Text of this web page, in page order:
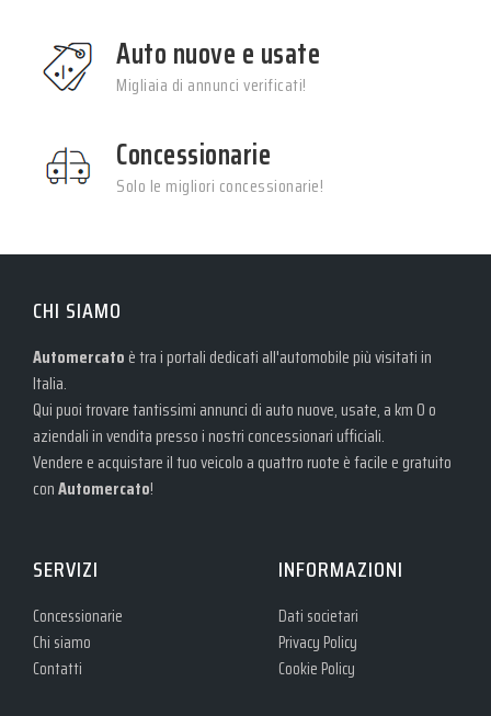
Auto nuove e usate
Migliaia di annunci verificati!
Concessionarie
Solo le migliori concessionarie!
CHI SIAMO
Automercato è tra i portali dedicati all'automobile più visitati in
Italia.
Qui puoi trovare tantissimi annunci di auto nuove, usate, a km 0 o
aziendali in vendita presso i nostri concessionari ufficiali.
Vendere e acquistare il tuo veicolo a quattro ruote è facile e gratuito
conAutomercato!
SERVIZI
Concessionarie
Chi siamo
Contatti
INFORMAZIONI
Dati societari
Privacy Policy
Cookie Policy